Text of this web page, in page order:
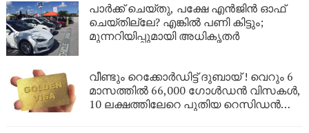
പാർക്ക് ചെയ്തു, പക്ഷേ എൻജിൻ ഓഫ്
ചെയ്തില്ലേ? എങ്കിൽ പണി കിട്ടും;
മുന്നറിയിപ്പുമായി അധികൃതർ
വീണ്ടും റെക്കോർഡിട്ട് ദുബായ് ! വെറും 6
മാസത്തിൽ 66,000 ഗോൾഡൻ വിസകൾ,
10 ലക്ഷത്തിലേറെ പുതിയ റെസിഡൻസി